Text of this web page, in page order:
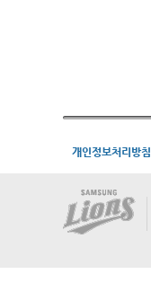
개인정보처리방침